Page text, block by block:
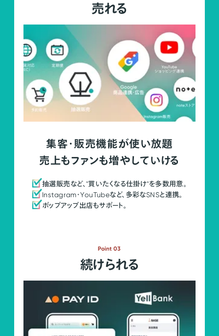
売れる
集客・販売機能が使い放題
売上もファンも増やしていける
抽選販売など、"買いたくなる仕掛け"を多数用意。
Instagram・YouTubeなど、多彩なSNSと連携。
ポップアップ出店もサポート。
Point 03
続けられる